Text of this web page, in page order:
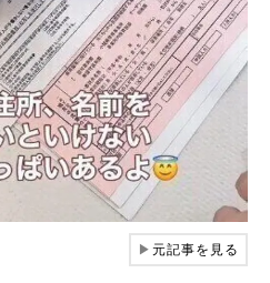
▶元記事を見る